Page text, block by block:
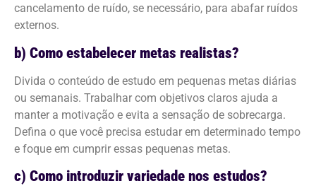
cancelamento de ruído, se necessário, para abafar ruídos
externos.
b) Como estabelecer metas realistas?
Divida o conteúdo de estudo em pequenas metas diárias
ou semanais. Trabalhar com objetivos claros ajuda a
manter a motivação e evita a sensação de sobrecarga.
Defina o que você precisa estudar em determinado tempo
e foque em cumprir essas pequenas metas.
c) Como introduzir variedade nos estudos?